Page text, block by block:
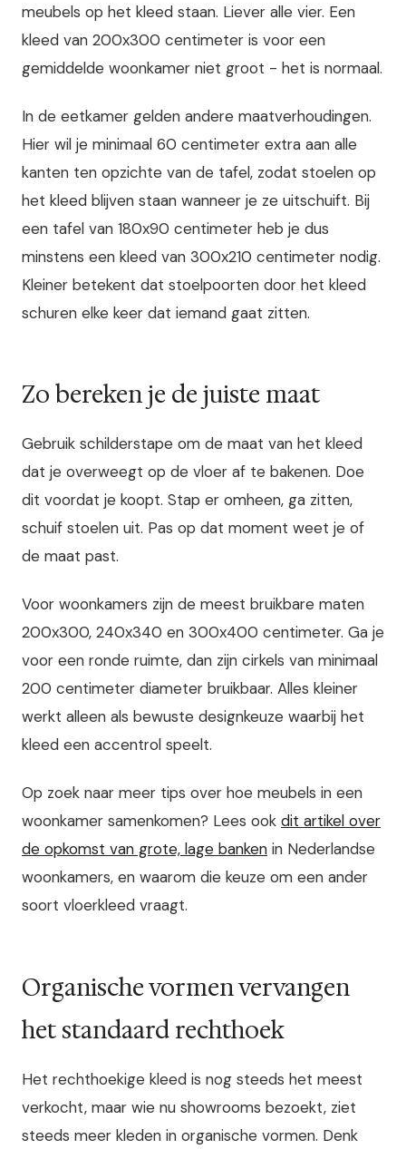
meubels op het kleed staan. Liever alle vier. Een
kleed van 200x300 centimeter is voor een
gemiddelde woonkamer niet groot - het is normaal.
In de eetkamer gelden andere maatverhoudingen.
Hier wil je minimaal 60 centimeter extra aan alle
kanten ten opzichte van de tafel, zodat stoelen op
het kleed blijven staan wanneer je ze uitschuift. Bij
een tafel van 180x90 centimeter heb je dus
minstens een kleed van 300x210 centimeter nodig.
Kleiner betekent dat stoelpoorten door het kleed
schuren elke keer dat iemand gaat zitten.
Zo bereken je de juiste maat
Gebruik schilderstape om de maat van het kleed
dat je overweegt op de vloer af te bakenen. Doe
dit voordat je koopt. Stap er omheen, ga zitten,
schuif stoelen uit. Pas op dat moment weet je of
de maat past.
Voor woonkamers zijn de meest bruikbare maten
200x300, 240x340 en 300x400 centimeter. Ga je
voor een ronde ruimte, dan zijn cirkels van minimaal
200 centimeter diameter bruikbaar. Alles kleiner
werkt alleen als bewuste designkeuze waarbij het
kleed een accentrol speelt.
Op zoek naar meer tips over hoe meubels in een
woonkamer samenkomen? Lees ook dit artikel over
de opkomst van grote, lage banken in Nederlandse
woonkamers, en waarom die keuze om een ander
soort vloerkleed vraagt.
Organische vormen vervangen
het standaard rechthoek
Het rechthoekige kleed is nog steeds het meest
verkocht, maar wie nu showrooms bezoekt, ziet
steeds meer kleden in organische vormen. Denk